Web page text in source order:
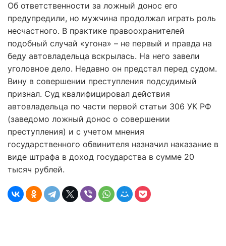
Об ответственности за ложный донос его
предупредили, но мужчина продолжал играть роль
несчастного. В практике правоохранителей
подобный случай «угона» – не первый и правда на
беду автовладельца вскрылась. На него завели
уголовное дело. Недавно он предстал перед судом.
Вину в совершении преступления подсудимый
признал. Суд квалифицировал действия
автовладельца по части первой статьи 306 УК РФ
(заведомо ложный донос о совершении
преступления) и с учетом мнения
государственного обвинителя назначил наказание в
виде штрафа в доход государства в сумме 20
тысяч рублей.